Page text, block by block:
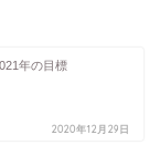
年の目標
2020年12月29日